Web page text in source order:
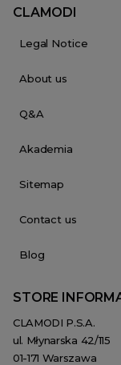
CLAMODI
Legal Notice
About us
Q&A
Akademia
Sitemap
Contact us
Blog
STORE
CLAMODI P.S.A.
ul. Młynarska 42/115
01-171 Warszawa